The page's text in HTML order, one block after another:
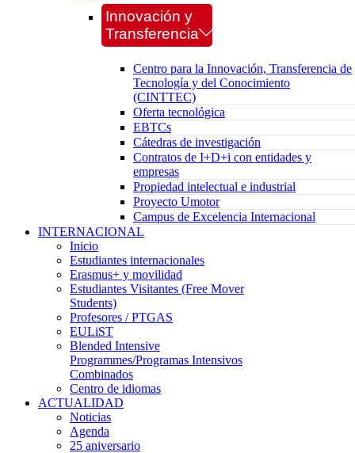
Innovación y
Transferencia
Centro para la Innovación, Transferencia de
Tecnología y del Conocimiento
(CINTTEC)
Oferta tecnológica
EBTCs
Cátedras de investigación
Contratos de I+D+i con entidades y
empresas
Propiedad intelectual e industrial
Proyecto Umotor
Campus de Excelencia Internacional
INTERNACIONAL
Inicio
Estudiantes internacionales
Erasmus+ y movilidad
Estudiantes Visitantes (Free Mover
Students)
Profesores / PTGAS
EULiST
Blended Intensive
Programmes/Programas Intensivos
Combinados
Centro de idiomas
ACTUALIDAD
Noticias
Agenda
25 aniversario